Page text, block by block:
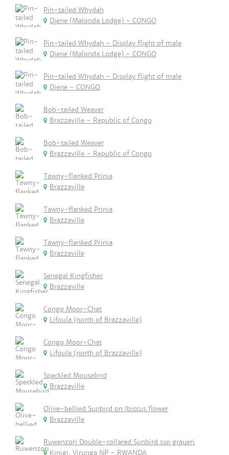
Pin-tailed Whydah
Djene (Malonda Lodge) - CONGO
Pin-tailed Whydah - Display flight of male
Djene (Malonda Lodge) - CONGO
Pin-tailed Whydah - Display flight of male
Djene - CONGO
Bob-tailed Weaver
Brazzaville - Republic of Congo
Bob-tailed Weaver
Brazzaville - Republic of Congo
Tawny-flanked Prinia
Brazzaville
Tawny-flanked Prinia
Brazzaville
Tawny-flanked Prinia
Brazzaville
Senegal Kingfisher
Brazzaville
Congo Moor-Chat
Lifoula (north of Brazzaville)
Congo Moor-Chat
Lifoula (north of Brazzaville)
Speckled Mousebird
Brazzaville
Olive-bellied Sunbird on Ibiscus flower
Brazzaville
Ruwenzori Double-collared Sunbird ssp graueri
Kinigi, Virunga NP - RWANDA